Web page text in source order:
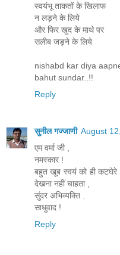
स्वयंभू ताकतों के खिलाफ
न लड़ने के लिये
और फिर खुद के माथे पर
सलीब जड़ने के लिये
nishabd kar diya
bahut sundar..!!
Reply
सुनील गज्जाणी August
एम वर्मा जी ,
नमस्कार !
बहुत खूब स्वयं को ही कटघेरे
देखना नहीं चाहता ,
सुंदर अभिव्यक्ति .
साधुवाद !
Reply